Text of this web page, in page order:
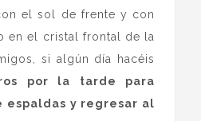
el sol de frente y con
en el cristal frontal de la
si algún día hacéis
por la tarde para
espaldas y regresar al